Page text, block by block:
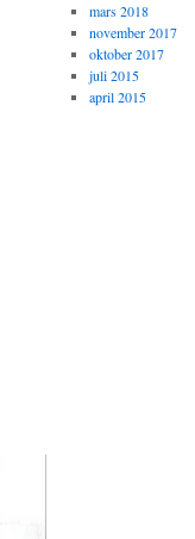
mars 2018
november 2017
oktober 2017
juli 2015
april 2015